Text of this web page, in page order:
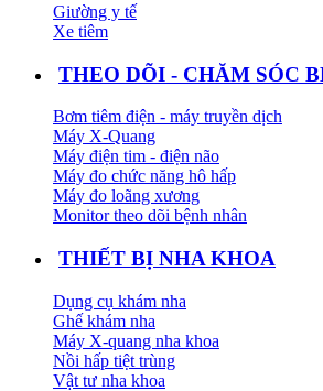
Giường y tế
Xe tiêm
THEO DÕI - CHĂM SÓC
Bơm tiêm điện - máy truyền dịch
Máy X-Quang
Máy điện tim - điện não
Máy đo chức năng hô hấp
Máy đo loãng xương
Monitor theo dõi bệnh nhân
THIẾT BỊ NHA KHOA
Dụng cụ khám nha
Ghế khám nha
Máy X-quang nha khoa
Nồi hấp tiệt trùng
Vật tư nha khoa